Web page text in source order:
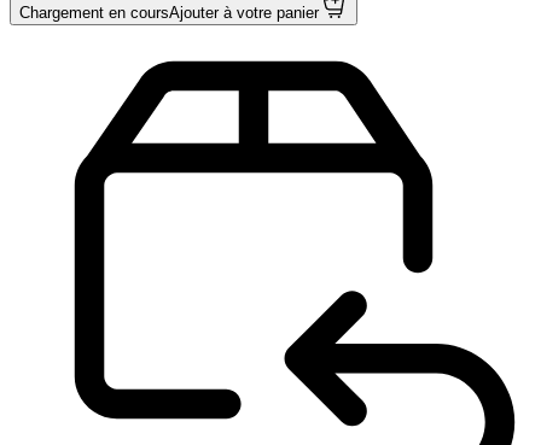
Chargement en cours Ajouter à votre panier